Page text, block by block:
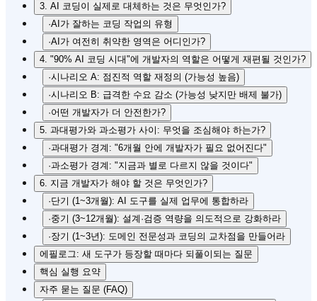
3. AI 코딩이 실제로 대체하는 것은 무엇인가?
·AI가 잘하는 코딩 작업의 유형
·AI가 여전히 취약한 영역은 어디인가?
4. "90% AI 코딩 시대"에 개발자의 역할은 어떻게 재편될 것인가?
·시나리오 A: 점진적 역할 재정의 (가능성 높음)
·시나리오 B: 급격한 수요 감소 (가능성 낮지만 배제 불가)
·어떤 개발자가 더 안전한가?
5. 과대평가와 과소평가 사이: 무엇을 조심해야 하는가?
·과대평가 경계: "6개월 안에 개발자가 필요 없어진다"
·과소평가 경계: "지금과 별로 다르지 않을 것이다"
6. 지금 개발자가 해야 할 것은 무엇인가?
·단기 (1~3개월): AI 도구를 실제 업무에 통합하라
·중기 (3~12개월): 설계·검증 역량을 의도적으로 강화하라
·장기 (1~3년): 도메인 전문성과 코딩의 교차점을 만들어라
에필로그: 새 도구가 등장할 때마다 되풀이되는 질문
핵심 실행 요약
자주 묻는 질문 (FAQ)